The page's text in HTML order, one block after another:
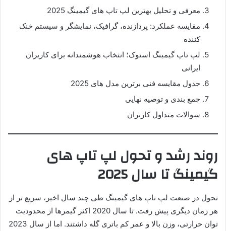
معرفی و تحلیل بهترین لپ تاپ های گیمینگ 2025
مقایسه عملکرد: پردازنده، گرافیک، نمایشگر و سیستم خنک
کننده
لپ تاپ گیمینگ استوک؛ انتخاب هوشمندانه برای کاربران
ایرانی
جدول مقایسه فنی برترین مدل های 2025
جمع بندی و توصیه نهایی
سوالات متداول کاربران
روند رشد و تحول لپ تاپ های
گیمینگ تا سال 2025
تحول در صنعت لپ تاپ های گیمینگ طی چند سال اخیر، سریع تر از
هر زمان دیگری پیش رفت. تا سال 2020 اکثر گیمرها از محدودیت
توان حرارتی، وزن بالا و عمر کم باتری گله داشتند. اما از سال 2023